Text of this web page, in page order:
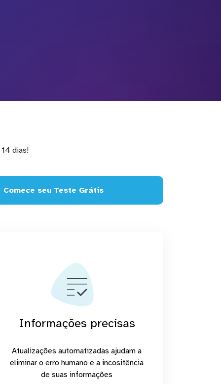
dias!
Comece seu Teste Grátis
Informações precisas
Atualizações automatizadas ajudam a
eliminar o erro humano e a incositência
de suas informações